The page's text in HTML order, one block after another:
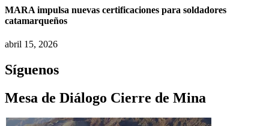
MARA impulsa nuevas certificaciones para soldadores
catamarqueños
abril 15, 2026
Síguenos
Mesa de Diálogo Cierre de Mina